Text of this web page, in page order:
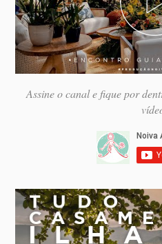
Assine o canal e fique por